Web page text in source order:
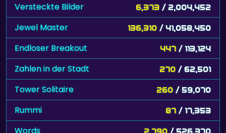
Versteckte Bilder 6,373 / 2,004,452
Jewel Master 136,310 / 41,058,450
Endloser Breakout 447 / 113,124
Zahlen in der Stadt 270 / 62,501
Tower Solitaire 260 / 59,070
Rummi 87 / 17,353
Words 2,790 / 526,370